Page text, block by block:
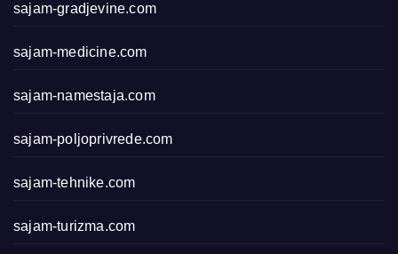
sajam-gradjevine.com
sajam-medicine.com
sajam-namestaja.com
sajam-poljoprivrede.com
sajam-tehnike.com
sajam-turizma.com